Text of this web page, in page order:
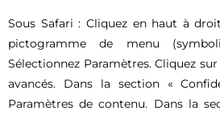
Sous Safari : Cliquez en haut à
pictogramme de menu
Sélectionnez Paramètres. Cliquez
avancés. Dans la section «
Paramètres de contenu. Dans la